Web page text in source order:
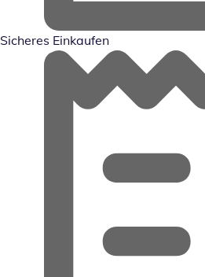
Sicheres Einkaufen